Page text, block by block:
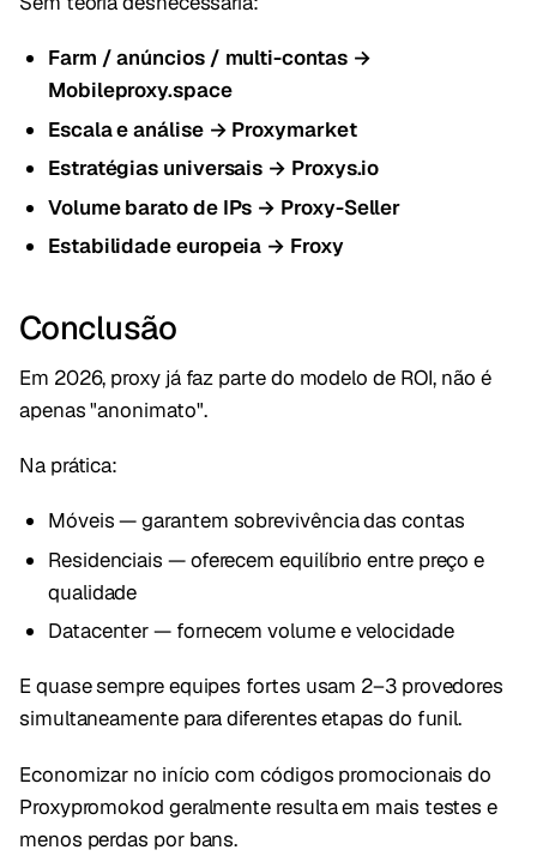
Farm / anúncios / multi-contas →
Mobileproxy.space
Escala e análise → Proxymarket
Estratégias universais → Proxys.io
Volume barato de IPs → Proxy-Seller
Estabilidade europeia → Froxy
Conclusão
Em 2026, proxy já faz parte do modelo de ROI, não é
apenas "anonimato".
Na prática:
Móveis — garantem sobrevivência das contas
Residenciais — oferecem equilíbrio entre preço e
qualidade
Datacenter — fornecem volume e velocidade
E quase sempre equipes fortes usam 2–3 provedores
simultaneamente para diferentes etapas do funil.
Economizar no início com códigos promocionais do
Proxypromokod geralmente resulta em mais testes e
menos perdas por bans.